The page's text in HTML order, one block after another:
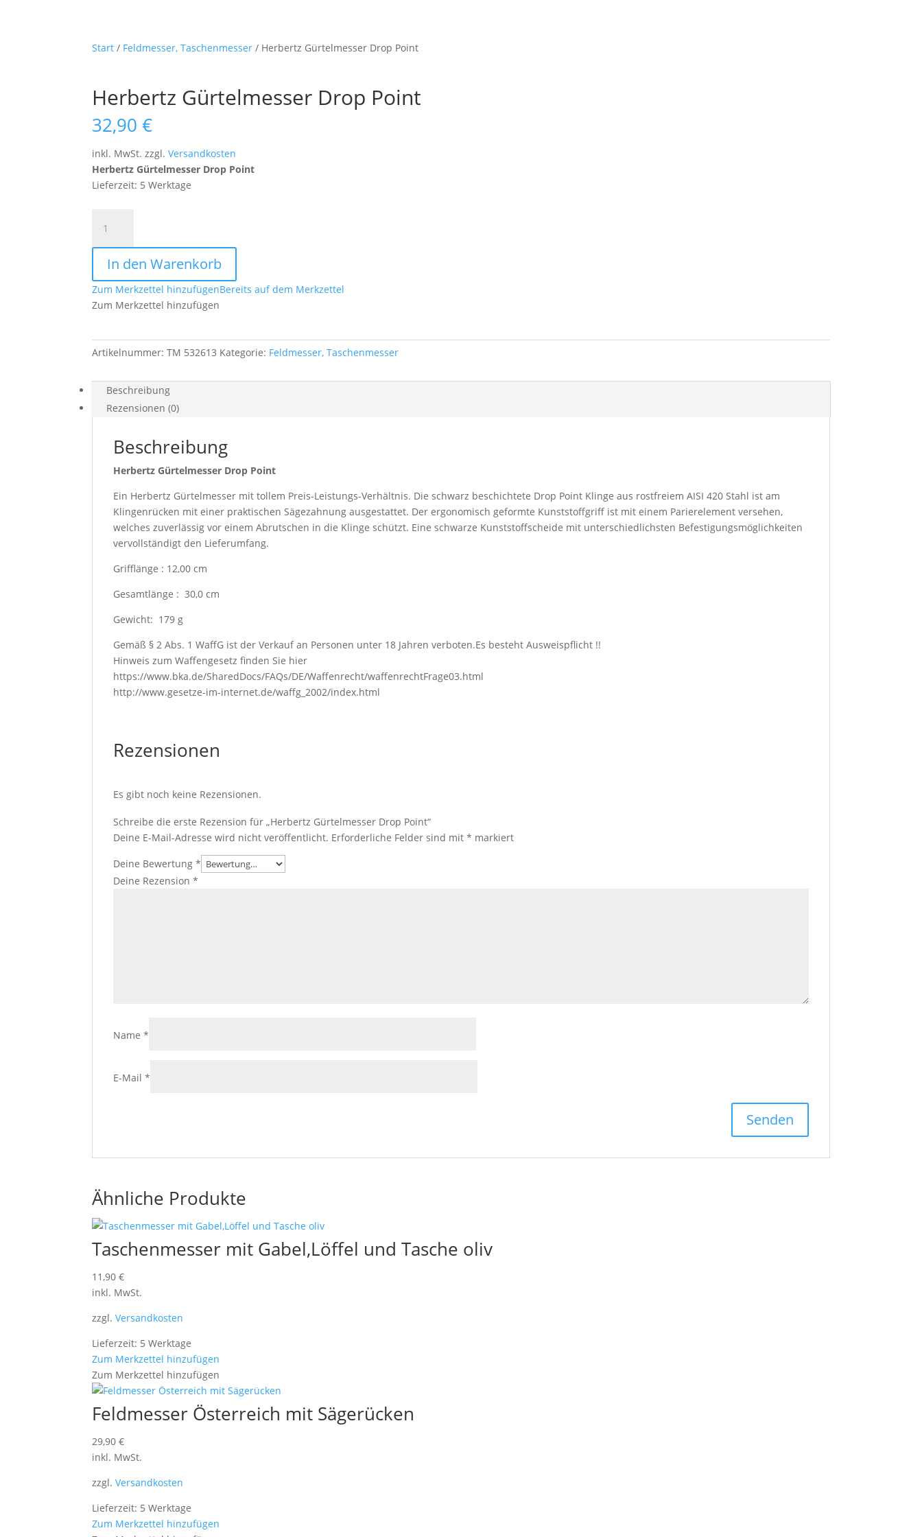
Start / Feldmesser, Taschenmesser / Herbertz Gürtelmesser Drop Point
Herbertz Gürtelmesser Drop Point
32,90€
inkl. MwSt. zzgl.Versandkosten
Herbertz Gürtelmesser Drop Point
Lieferzeit: 5 Werktage
Gürtelmesser
Drop
Point
Menge
In den Warenkorb
Zum Merkzettel hinzufügenBereits auf dem Merkzettel
Zum Merkzettel hinzufügen
Artikelnummer:TM 532613 Kategorie: Feldmesser, Taschenmesser
Beschreibung
Rezensionen (0)
Beschreibung
Herbertz Gürtelmesser Drop Point
Ein Herbertz Gürtelmesser mit tollem Preis-Leistungs-Verhältnis. Die schwarz beschichtete Drop Point Klinge aus rostfreiem AISI 420 Stahl ist am
Klingenrücken mit einer praktischen Sägezahnung ausgestattet. Der ergonomisch geformte Kunststoffgriff ist mit einem Parierelement versehen,
welches zuverlässig vor einem Abrutschen in die Klinge schützt. Eine schwarze Kunststoffscheide mit unterschiedlichsten Befestigungsmöglichkeiten
vervollständigt den Lieferumfang.
Grifflänge : 12,00 cm
Gesamtlänge : 30,0 cm
Gewicht: 179 g
Gemäß § 2 Abs. 1 WaffG ist der Verkauf an Personen unter 18 Jahren verboten.Es besteht Ausweispflicht !!
Hinweis zum Waffengesetz finden Sie hier
https://www.bka.de/SharedDocs/FAQs/DE/Waffenrecht/waffenrechtFrage03.html
http://www.gesetze-im-internet.de/waffg_2002/index.html
Rezensionen
Es gibt noch keine Rezensionen.
Schreibe die erste Rezension für „Herbertz Gürtelmesser Drop Point“
Deine E-Mail-Adresse wird nicht veröffentlicht. Erforderliche Felder sind mit* markiert
Deine Bewertung*
Deine Rezension*
Name*
E-Mail*
Ähnliche Produkte
Taschenmesser mit Gabel,Löffel und Tasche oliv
11,90€
inkl. MwSt.
zzgl.Versandkosten
Lieferzeit: 5 Werktage
Zum Merkzettel hinzufügen
Zum Merkzettel hinzufügen
Feldmesser Österreich mit Sägerücken
29,90€
inkl. MwSt.
zzgl.Versandkosten
Lieferzeit: 5 Werktage
Zum Merkzettel hinzufügen